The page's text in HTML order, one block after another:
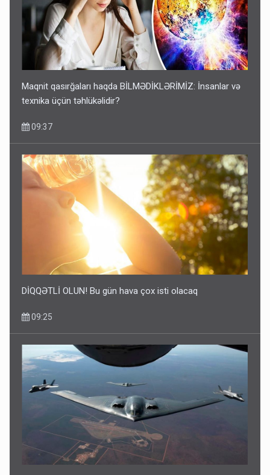
Maqnit qasırğaları haqda BİLMƏDİKLƏRİMİZ: İnsanlar və
texnika üçün təhlükəlidir?
09:37
DİQQƏTLİ OLUN! Bu gün hava çox isti olacaq
09:25